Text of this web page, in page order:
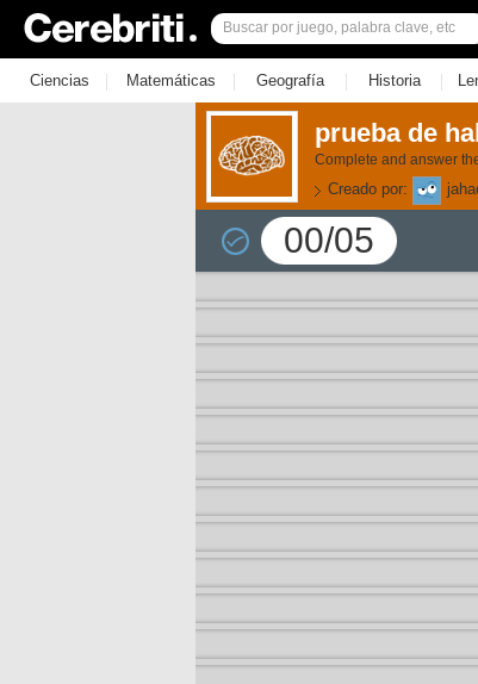
Ciencias | Matemáticas | Geografía | Historia |
prueba de
Complete and answer
Creado por:
00/05